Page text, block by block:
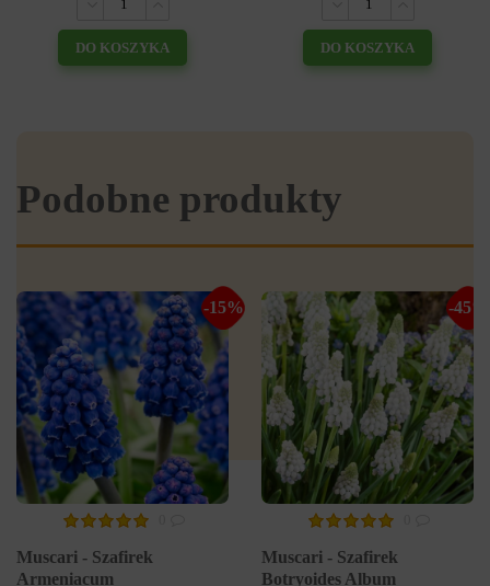
DO KOSZYKA DO KOSZYKA
Podobne produkty
-15%
Muscari - Szafirek
Armeniacum
-45%
Muscari - Szafirek
Botryoides Album